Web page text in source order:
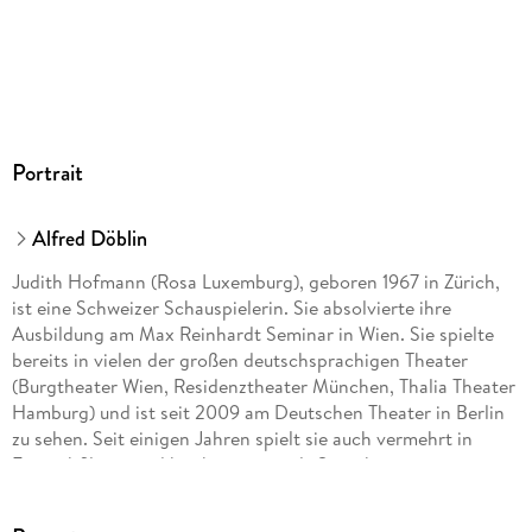
Portrait
Alfred Döblin
Judith Hofmann (Rosa Luxemburg), geboren 1967 in Zürich,
ist eine Schweizer Schauspielerin. Sie absolvierte ihre
Ausbildung am Max Reinhardt Seminar in Wien. Sie spielte
bereits in vielen der großen deutschsprachigen Theater
(Burgtheater Wien, Residenztheater München, Thalia Theater
Hamburg) und ist seit 2009 am Deutschen Theater in Berlin
zu sehen. Seit einigen Jahren spielt sie auch vermehrt in
Fernsehfilmen und hat begonnen als Sprecherin tätig zu sein.